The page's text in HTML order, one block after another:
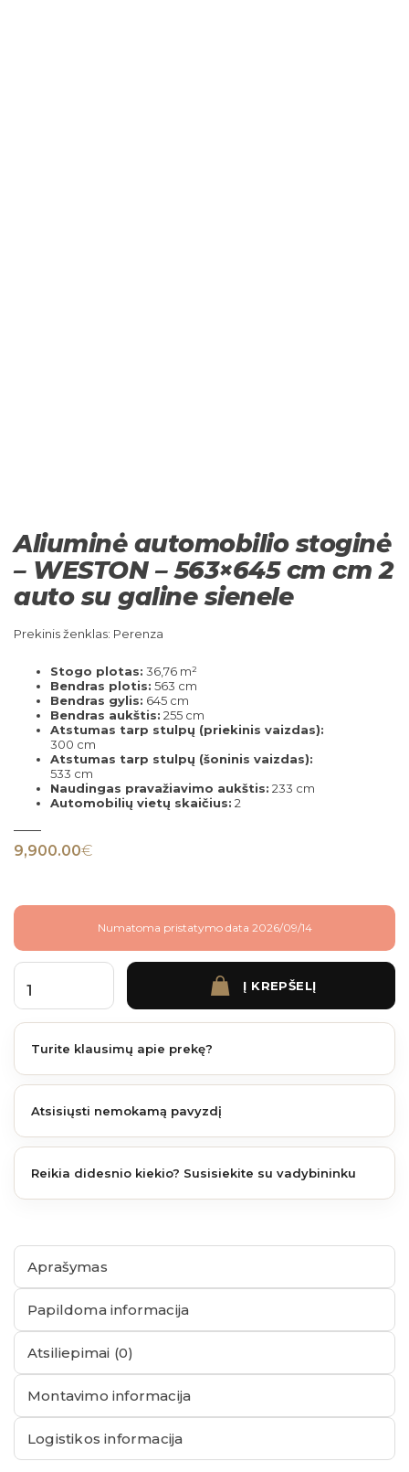
Aliuminė automobilio stoginė
– WESTON – 563×645 cm cm 2
auto su galine sienele
Prekinis ženklas: Perenza
Stogo plotas: 36,76 m²
Bendras plotis: 563 cm
Bendras gylis: 645 cm
Bendras aukštis: 255 cm
Atstumas tarp stulpų (priekinis vaizdas):
300 cm
Atstumas tarp stulpų (šoninis vaizdas):
533 cm
Naudingas pravažiavimo aukštis: 233 cm
Automobilių vietų skaičius: 2
9,900.00€
Numatoma pristatymo data 2026/09/14
produkto kiekis: Aliuminė automobilio stoginė - WESTON - 563x645 cm cm 2
Į KREPŠELĮ
Turite klausimų apie prekę?
Atsisiųsti nemokamą pavyzdį
Reikia didesnio kiekio? Susisiekite su vadybininku
Aprašymas
Papildoma informacija
Atsiliepimai (0)
Montavimo informacija
Logistikos informacija